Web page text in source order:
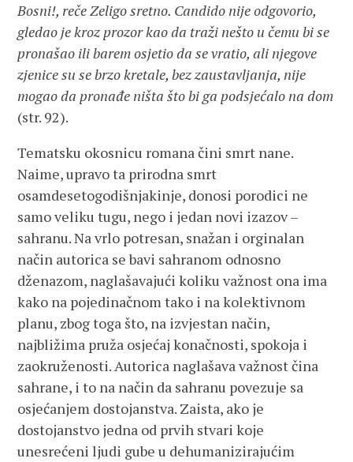
Bosni!, reče Zeligo sretno. Candido nije odgovorio,
gledao je kroz prozor kao da traži nešto u čemu bi se
pronašao ili barem osjetio da se vratio, ali njegove
zjenice su se brzo kretale, bez zaustavljanja, nije
mogao da pronađe ništa što bi ga podsjećalo na dom
(str. 92).
Tematsku okosnicu romana čini smrt nane.
Naime, upravo ta prirodna smrt
osamdesetogodišnjakinje, donosi porodici ne
samo veliku tugu, nego i jedan novi izazov –
sahranu. Na vrlo potresan, snažan i orginalan
način autorica se bavi sahranom odnosno
dženazom, naglašavajući koliku važnost ona ima
kako na pojedinačnom tako i na kolektivnom
planu, zbog toga što, na izvjestan način,
najbližima pruža osjećaj konačnosti, spokoja i
zaokruženosti. Autorica naglašava važnost čina
sahrane, i to na način da sahranu povezuje sa
osjećanjem dostojanstva. Zaista, ako je
dostojanstvo jedna od prvih stvari koje
unesrećeni ljudi gube u dehumanizirajućim